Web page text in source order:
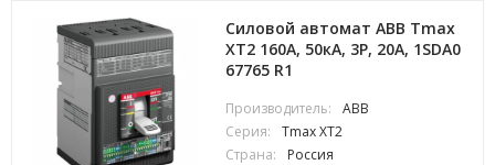
Силовой автомат ABB Tmax
XT2 160А, 50кА, 3P, 20А, 1SDA0
67765 R1
Производитель:
ABB
Серия:
Tmax XT2
Страна:
Россия